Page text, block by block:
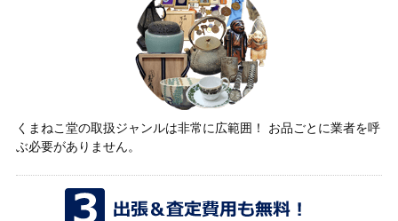
くまねこ堂の取扱ジャンルは非常に広範囲！ お品ごとに業者を呼
ぶ必要がありません。